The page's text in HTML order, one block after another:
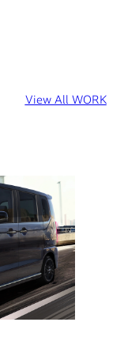
View All WORK